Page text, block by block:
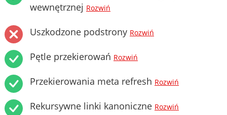
wewnętrznej Rozwiń
Uszkodzone podstrony Rozwiń
Pętle przekierowań Rozwiń
Przekierowania meta refresh Rozwiń
Rekursywne linki kanoniczne Rozwiń